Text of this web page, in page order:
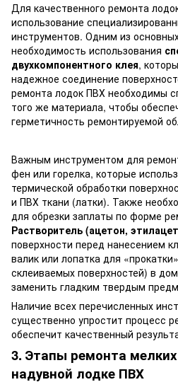
Для качественного ремонта
использование
инструментов. Одним из
необходимость использования
двухкомпонентного клея,
надежное соединение
ремонта лодок ПВХ необходимы
того же материала, чтобы
герметичность ремонтируемой
Важным инструментом для
фен или горелка, которые
термической обработки
и ПВХ ткани (латки). Также
для обрезки заплаты по форме
Растворитель (ацетон,
поверхности перед нанесением
валик или лопатка для
склеиваемых поверхностей) в
заменить гладким твердым
Наличие всех перечисленных
существенно упростит процесс
обеспечит качественный
3. Этапы ремонта
надувной лодке ПВХ